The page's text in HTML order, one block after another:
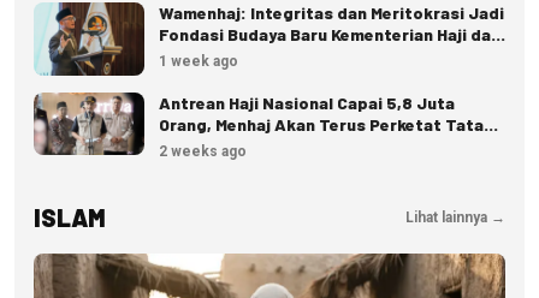
Wamenhaj: Integritas dan Meritokrasi Jadi
Fondasi Budaya Baru Kementerian Haji dan
Umrah
1 week ago
Antrean Haji Nasional Capai 5,8 Juta
Orang, Menhaj Akan Terus Perketat Tata
Kelola
2 weeks ago
ISLAM Lihat lainnya →